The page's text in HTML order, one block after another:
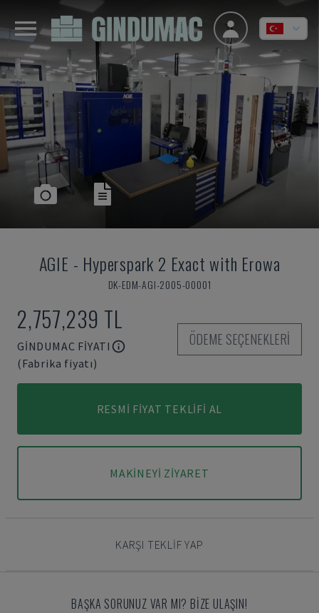
AGIE - Hyperspark 2 Exact with Erowa
DK-EDM-AGI-2005-00001
2,757,239 TL
GINDUMAC FIYATI
(Fabrika fiyatı)
ÖDEME SEÇENEKLERI
RESMI FIYAT TEKLIFI AL
MAKINEYI ZIYARET
KARŞI TEKLIF YAP
BAŞKA SORUNUZ VAR MI? BIZE ULAŞIN!